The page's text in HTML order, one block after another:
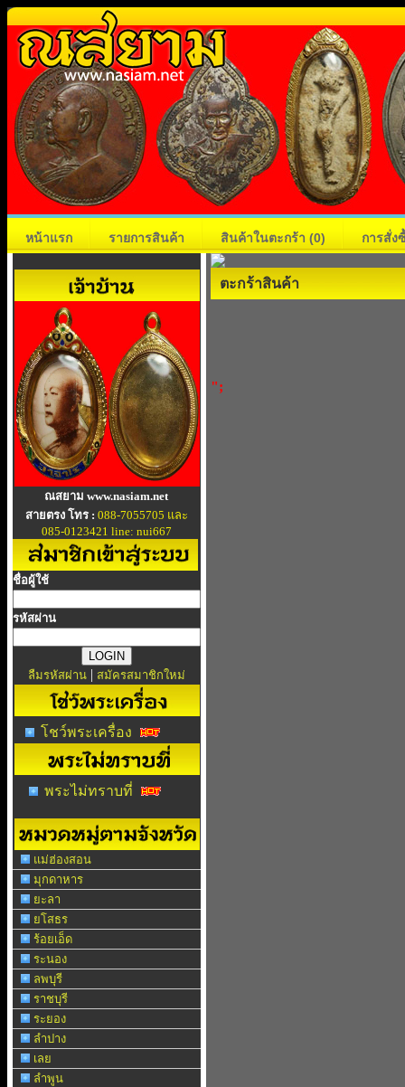
หน้าแรก รายการสินค้า สินค้าในตะกร้า (0) การสั่ง
ณสยาม www.nasiam.net
สายตรง โทร : 088-7055705 และ
085-0123421 line: nui667
ชื่อผู้ใช้
รหัสผ่าน
ลืมรหัสผ่าน | สมัครสมาชิกใหม่
โชว์พระเครื่อง
พระไม่ทราบที่
แม่ฮ่องสอน
มุกดาหาร
ยะลา
ยโสธร
ร้อยเอ็ด
ระนอง
ลพบุรี
ราชบุรี
ระยอง
ลำปาง
เลย
ลำพูน
ตะกร้าสินค้า
";